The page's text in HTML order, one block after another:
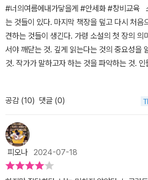
가 소소리를 향한 이야기와 함께 나의 꿈 이야
까 소설 첫 도입의 그 장면. 해변에서 아이들을
으려 하지만 정작 손을 내밀지 않는다. 어떻게
고 싶은 나의 마음과 다르게 현실의 나는 소소
동안 친구들과도 연락을 끊은 상태다. 나는 미치지 않았다. 누구라도
하게 잠 못 이루고, 가슴을 치고, 통곡을 해본
회가 주어졌을 때 무조건 잡아볼 것이다. 그 방
식과 어긋난다고 해도, 아무리 터무니없다고
날 가능성을 엿보았다면 최선을 다해볼 수밖
처럼 소설은 화자인 ‘나은’과 스토커 추적이라
입도를 높인다. 은호와 도희가 소소리 마을에
빠르게 퍼진다. 그러니까 마을 사람들은 은호와
공통점이 무엇인지 찾는다. 하지만 둘은 태어
업한 학교도 다르고, 하다 못해 어릴 때 가족들
차 겹치는 곳이 없다. 심지어 서로 핸드폰을 바
훑어보며 겹치는 이름이 있는지까지 알아보지
와 도희가 우연한 계기로 서로의 공통점을 알
의 가족들이 비밀로 부쳤던 과거의 '어떤 사건'
건에 대해 더 자세히 알아보기 위해, 입시 공부
간이 멈춰 있는 그곳으로 떠난다. 그곳에서 은
인생을 살아가는 데 있어서 어쩌면 입시 공부보
을 배우게 된다.제목도 그렇고 주인공도 남학생
한 분위기의 청소년 로맨스 소설을 예상했는데,
동안 간직하고 살아가는 사람들, 어떤 이의 희
#너의여름에내가닿을게 #안세화 #창비교육 소설을 읽고 나면 놓치
는 것들이 있다. 마지막 책장을 덮고 다시 처음
견하는 것들이 생긴다. 가령 소설의 첫 장의 의
서야 깨닫는 것. 깊게 읽는다는 것의 중요성을
것. 작가가 말하고자 하는 것을 파악하는 것. 인
에게 스토커가 나타났다. 누군가 지켜보는 시
에서 걸리는 게 있었다. 하얀색 경차였다. 당황
의 사진을 발견하고 탐색해 만난다. 고등학교,
는 학원도 달랐다. 무슨 이유로 스토킹을 하는
접 물어보기로 했다. 둘의 사진을 SNS에 찍어
자가 나타났다. 은호와 도희는 접점을 찾아보기
첩, 일기장을 뒤져 그들이 여섯 살 여름에 바닷
공감 (10) 댓글 (0)
피오나 2024-07-18